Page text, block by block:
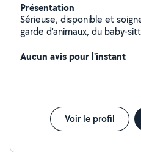
Présentation
Sérieuse, disponible et
garde d'animaux, du baby-
rapidement !
Aucun avis pour l'instant
Voir le profil